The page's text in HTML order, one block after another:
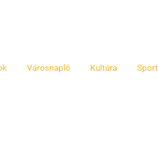
Városnapló Kultúra Sport